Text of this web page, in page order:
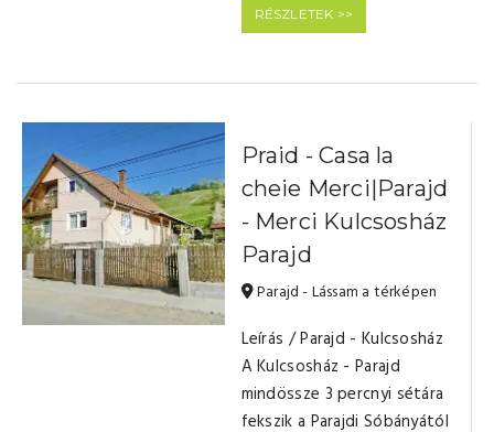
RÉSZLETEK >>
Praid - Casa la
cheie Merci|Parajd
- Merci Kulcsosház
Parajd
Parajd - Lássam a térképen
Leírás / Parajd - Kulcsosház
A Kulcsosház - Parajd
mindössze 3 percnyi sétára
fekszik a Parajdi Sóbányától